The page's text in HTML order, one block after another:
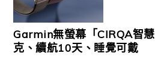
Garmin無螢幕「CIRQA智
克、續航10天、睡覺可戴